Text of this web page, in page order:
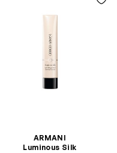
ARMANI
Luminous Silk